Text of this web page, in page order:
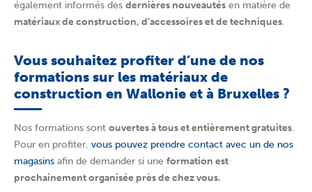
également informés des dernières nouveautés en matière de
matériaux de construction, d’accessoires et de techniques.
Vous souhaitez profiter d’une de nos
formations sur les matériaux de
construction en Wallonie et à Bruxelles ?
Nos formations sont ouvertes à tous et entièrement gratuites.
Pour en profiter, vous pouvez prendre contact avec un de nos
magasins afin de demander si une formation est
prochainement organisée près de chez vous.